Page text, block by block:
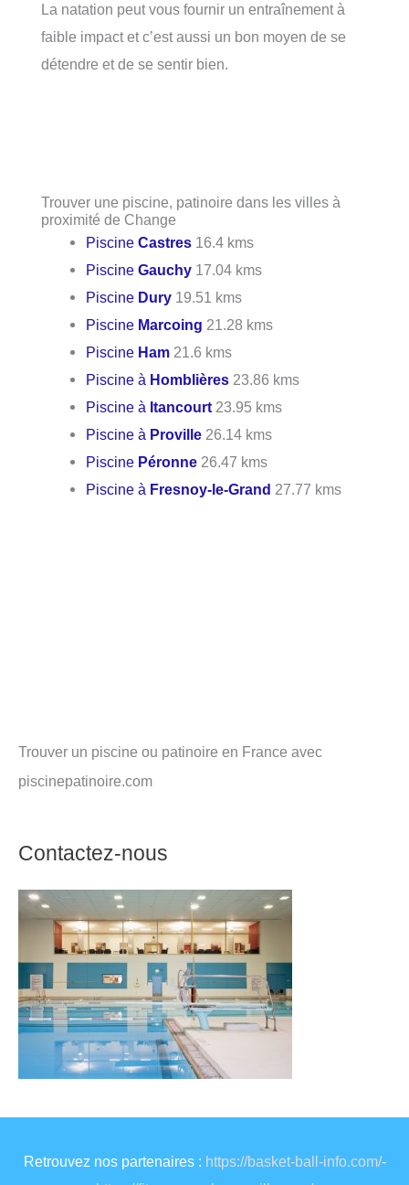
La natation peut vous fournir un entraînement à
faible impact et c’est aussi un bon moyen de se
détendre et de se sentir bien.
Trouver une piscine, patinoire dans les villes à
proximité de Change
PiscineCastres 16.4 kms
PiscineGauchy 17.04 kms
Piscine Dury 19.51 kms
Piscine Marcoing 21.28 kms
Piscine Ham 21.6 kms
Piscine à Homblières 23.86 kms
Piscine à Itancourt 23.95 kms
Piscine à Proville 26.14 kms
Piscine Péronne 26.47 kms
Piscine à Fresnoy-le-Grand 27.77 kms
Trouver un piscine ou patinoire en France avec
piscinepatinoire.com
Contactez-nous
Retrouvez nos partenaires : https://basket-ball-info.com/-